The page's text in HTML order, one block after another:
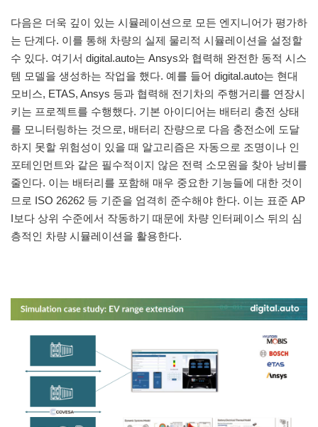
다음은 더욱 깊이 있는 시뮬레이션으로 모든 엔지니어가 평가하
는 단계다. 이를 통해 차량의 실제 물리적 시뮬레이션을 설정할
수 있다. 여기서 digital.auto는 Ansys와 협력해 완전한 동적 시스
템 모델을 생성하는 작업을 했다. 예를 들어 digital.auto는 현대
모비스, ETAS, Ansys 등과 협력해 전기차의 주행거리를 연장시
키는 프로젝트를 수행했다. 기본 아이디어는 배터리 충전 상태
를 모니터링하는 것으로, 배터리 잔량으로 다음 충전소에 도달
하지 못할 위험성이 있을 때 알고리즘은 자동으로 조명이나 인
포테인먼트와 같은 필수적이지 않은 전력 소모원을 찾아 낭비를
줄인다. 이는 배터리를 포함해 매우 중요한 기능들에 대한 것이
므로 ISO 26262 등 기준을 엄격히 준수해야 한다. 이는 표준 AP
I보다 상위 수준에서 작동하기 때문에 차량 인터페이스 뒤의 심
층적인 차량 시뮬레이션을 활용한다.